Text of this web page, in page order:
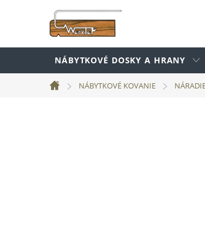
NÁBYTKOVÉ DOSKY A HRANY
Domov
NÁBYTKOVÉ KOVANIE